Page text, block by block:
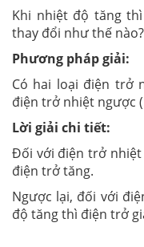
Khi nhiệt độ tăng
thay đổi như thế nào?
Phương pháp giải:
Có hai loại điện trở
điện trở nhiệt ngược
Lời giải chi tiết:
Đối với điện trở nhiệt
điện trở tăng.
Ngược lại, đối với
độ tăng thì điện trở